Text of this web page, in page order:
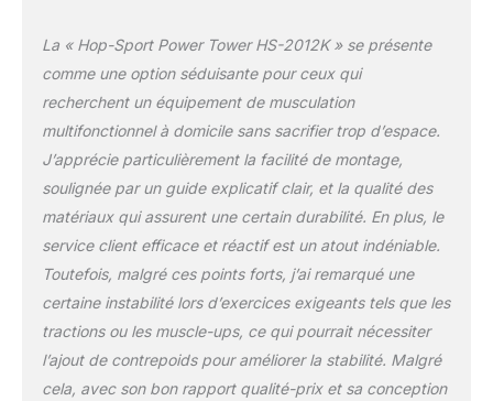
La « Hop-Sport Power Tower HS-2012K » se présente
comme une option séduisante pour ceux qui
recherchent un équipement de musculation
multifonctionnel à domicile sans sacrifier trop d’espace.
J’apprécie particulièrement la facilité de montage,
soulignée par un guide explicatif clair, et la qualité des
matériaux qui assurent une certain durabilité. En plus, le
service client efficace et réactif est un atout indéniable.
Toutefois, malgré ces points forts, j’ai remarqué une
certaine instabilité lors d’exercices exigeants tels que les
tractions ou les muscle-ups, ce qui pourrait nécessiter
l’ajout de contrepoids pour améliorer la stabilité. Malgré
cela, avec son bon rapport qualité-prix et sa conception